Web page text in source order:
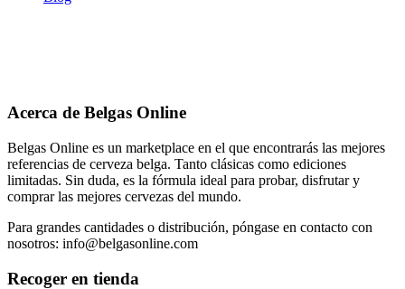
Acerca de Belgas Online
Belgas Online es un marketplace en el que encontrarás las mejores
referencias de cerveza belga. Tanto clásicas como ediciones
limitadas. Sin duda, es la fórmula ideal para probar, disfrutar y
comprar las mejores cervezas del mundo.
Para grandes cantidades o distribución, póngase en contacto con
nosotros: info@belgasonline.com
Recoger en tienda